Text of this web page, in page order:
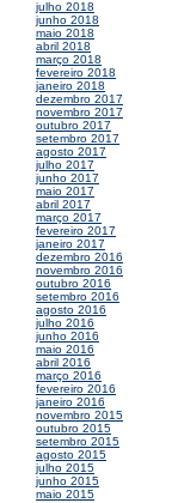
julho 2018
junho 2018
maio 2018
abril 2018
março 2018
fevereiro 2018
janeiro 2018
dezembro 2017
novembro 2017
outubro 2017
setembro 2017
agosto 2017
julho 2017
junho 2017
maio 2017
abril 2017
março 2017
fevereiro 2017
janeiro 2017
dezembro 2016
novembro 2016
outubro 2016
setembro 2016
agosto 2016
julho 2016
junho 2016
maio 2016
abril 2016
março 2016
fevereiro 2016
janeiro 2016
novembro 2015
outubro 2015
setembro 2015
agosto 2015
julho 2015
junho 2015
maio 2015